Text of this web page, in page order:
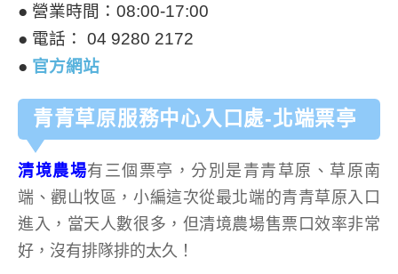
● 營業時間：08:00-17:00
● 電話： 04 9280 2172
● 官方網站
青青草原服務中心入口處-北端票亭
清境農場有三個票亭，分別是青青草原、草原南
端、觀山牧區，小編這次從最北端的青青草原入口
進入，當天人數很多，但清境農場售票口效率非常
好，沒有排隊排的太久！